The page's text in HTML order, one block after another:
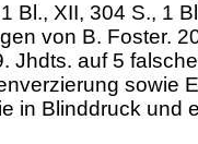
Bl., XII, 304 S., 1
von B. Foster.
Jhdts. auf 5
sowie
in Blinddruck und